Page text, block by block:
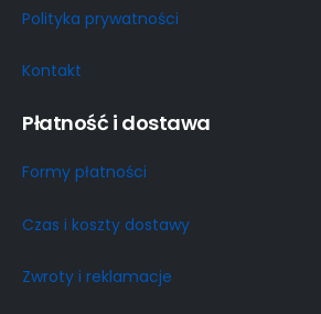
Polityka prywatności
Kontakt
Płatność i dostawa
Formy płatności
Czas i koszty dostawy
Zwroty i reklamacje